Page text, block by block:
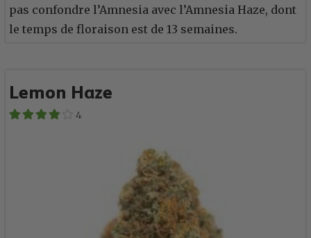
pas confondre l’Amnesia avec l’Amnesia Haze, dont
le temps de floraison est de 13 semaines.
Lemon Haze
4